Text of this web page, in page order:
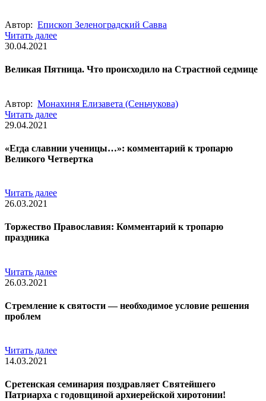
Автор: Епископ Зеленоградский Савва
Читать далее
30.04.2021
Великая Пятница. Что происходило на Страстной седмице
Автор: Монахиня Елизавета (Сеньчукова)
Читать далее
29.04.2021
«Егда славнии ученицы…»: комментарий к тропарю
Великого Четвертка
Читать далее
26.03.2021
Торжество Православия: Комментарий к тропарю
праздника
Читать далее
26.03.2021
Стремление к святости — необходимое условие решения
проблем
Читать далее
14.03.2021
Сретенская семинария поздравляет Святейшего
Патриарха с годовщиной архиерейской хиротонии!